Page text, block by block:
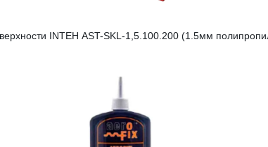
INTEH AST-SKL-1,5.100.200 (1.5мм